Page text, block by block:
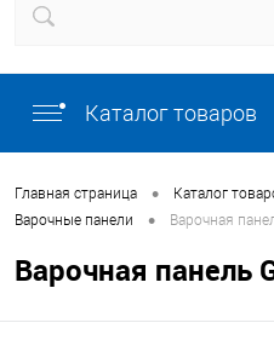
Каталог товаров
Главная страница • Каталог
Варочные панели • Варочная
Варочная панель